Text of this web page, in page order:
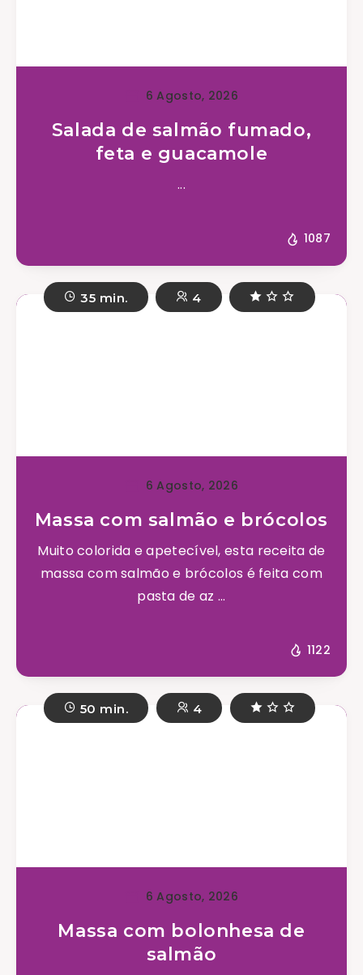
6 Agosto, 2026
Salada de salmão fumado,
feta e guacamole
...
1087
35 min. 4
6 Agosto, 2026
Massa com salmão e brócolos
Muito colorida e apetecível, esta receita de
massa com salmão e brócolos é feita com
pasta de az ...
1122
50 min. 4
6 Agosto, 2026
Massa com bolonhesa de
salmão